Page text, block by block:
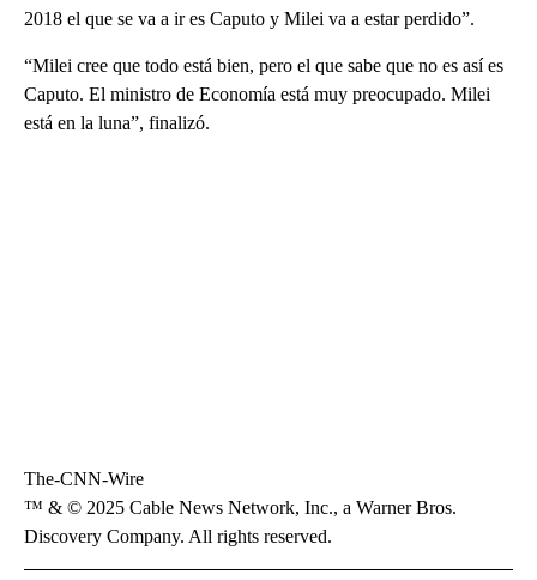
2018 el que se va a ir es Caputo y Milei va a estar perdido”.
“Milei cree que todo está bien, pero el que sabe que no es así es
Caputo. El ministro de Economía está muy preocupado. Milei
está en la luna”, finalizó.
The-CNN-Wire
™ & © 2025 Cable News Network, Inc., a Warner Bros.
Discovery Company. All rights reserved.